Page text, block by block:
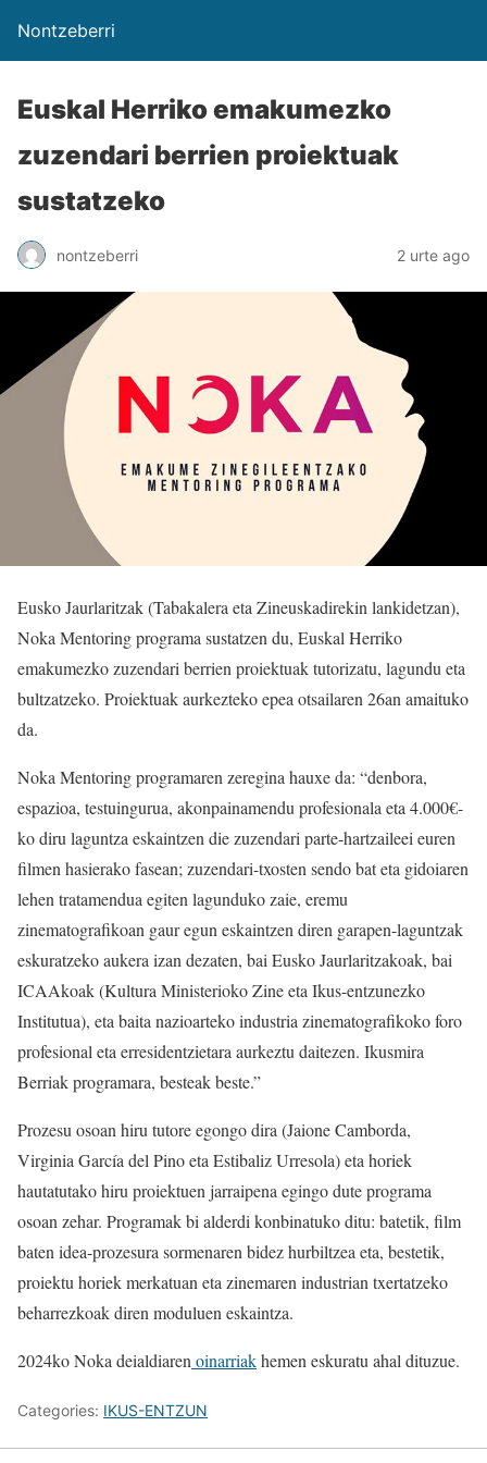
Nontzeberri
Euskal Herriko emakumezko
zuzendari berrien proiektuak
sustatzeko
nontzeberri 2 urte ago
Eusko Jaurlaritzak (Tabakalera eta Zineuskadirekin lankidetzan),
Noka Mentoring programa sustatzen du, Euskal Herriko
emakumezko zuzendari berrien proiektuak tutorizatu, lagundu eta
bultzatzeko. Proiektuak aurkezteko epea otsailaren 26an amaituko
da.
Noka Mentoring programaren zeregina hauxe da: “denbora,
espazioa, testuingurua, akonpainamendu profesionala eta 4.000€-
ko diru laguntza eskaintzen die zuzendari parte-hartzaileei euren
filmen hasierako fasean; zuzendari-txosten sendo bat eta gidoiaren
lehen tratamendua egiten lagunduko zaie, eremu
zinematografikoan gaur egun eskaintzen diren garapen-laguntzak
eskuratzeko aukera izan dezaten, bai Eusko Jaurlaritzakoak, bai
ICAAkoak (Kultura Ministerioko Zine eta Ikus-entzunezko
Institutua), eta baita nazioarteko industria zinematografikoko foro
profesional eta erresidentzietara aurkeztu daitezen. Ikusmira
Berriak programara, besteak beste.”
Prozesu osoan hiru tutore egongo dira (Jaione Camborda,
Virginia García del Pino eta Estibaliz Urresola) eta horiek
hautatutako hiru proiektuen jarraipena egingo dute programa
osoan zehar. Programak bi alderdi konbinatuko ditu: batetik, film
baten idea-prozesura sormenaren bidez hurbiltzea eta, bestetik,
proiektu horiek merkatuan eta zinemaren industrian txertatzeko
beharrezkoak diren moduluen eskaintza.
2024ko Noka deialdiarenoinarriakhemen eskuratu ahal dituzue.
Categories: IKUS-ENTZUN